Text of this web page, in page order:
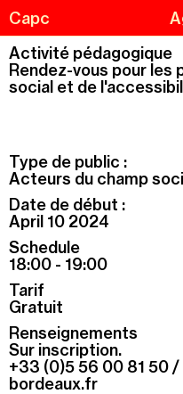
to
main
content
Capc
navigation
Agenda
Guided tours and
Capc Kids
Collections
The Capc
Residencies
Support us
Practical information
Activité pédagogique
Rendez-vous pour les
social et de
Type de public :
Acteurs du champ
Date de début :
April 10 2024
Schedule
18:00 - 19:00
Tarif
Gratuit
Renseignements
Sur inscription.
+33 (0)5 56 00 81 50 /
bordeaux.fr